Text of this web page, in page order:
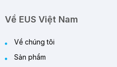
Về EUS Việt Nam
Về chúng tôi
Sản phẩm